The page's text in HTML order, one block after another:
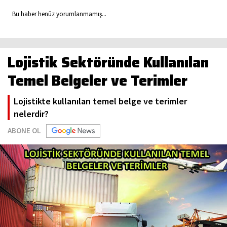
Bu haber henüz yorumlanmamış...
Lojistik Sektöründe Kullanılan
Temel Belgeler ve Terimler
Lojistikte kullanılan temel belge ve terimler
nelerdir?
ABONE OL